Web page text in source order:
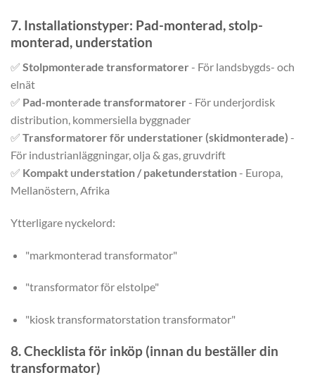
7. Installationstyper: Pad-monterad, stolp-
monterad, understation
✅ Stolpmonterade transformatorer - För landsbygds- och
elnät
✅ Pad-monterade transformatorer - För underjordisk
distribution, kommersiella byggnader
✅ Transformatorer för understationer (skidmonterade) -
För industrianläggningar, olja & gas, gruvdrift
✅ Kompakt understation / paketunderstation- Europa,
Mellanöstern, Afrika
Ytterligare nyckelord:
"markmonterad transformator"
"transformator för elstolpe"
"kiosk transformatorstation transformator"
8. Checklista för inköp (innan du beställer din
transformator)